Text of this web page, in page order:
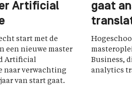
Artificial
start met de
een nieuwe master
Artificial
naar verwachting
van start gaat.
gaat
Business,
analytics